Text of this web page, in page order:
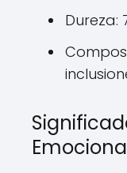
Dureza: